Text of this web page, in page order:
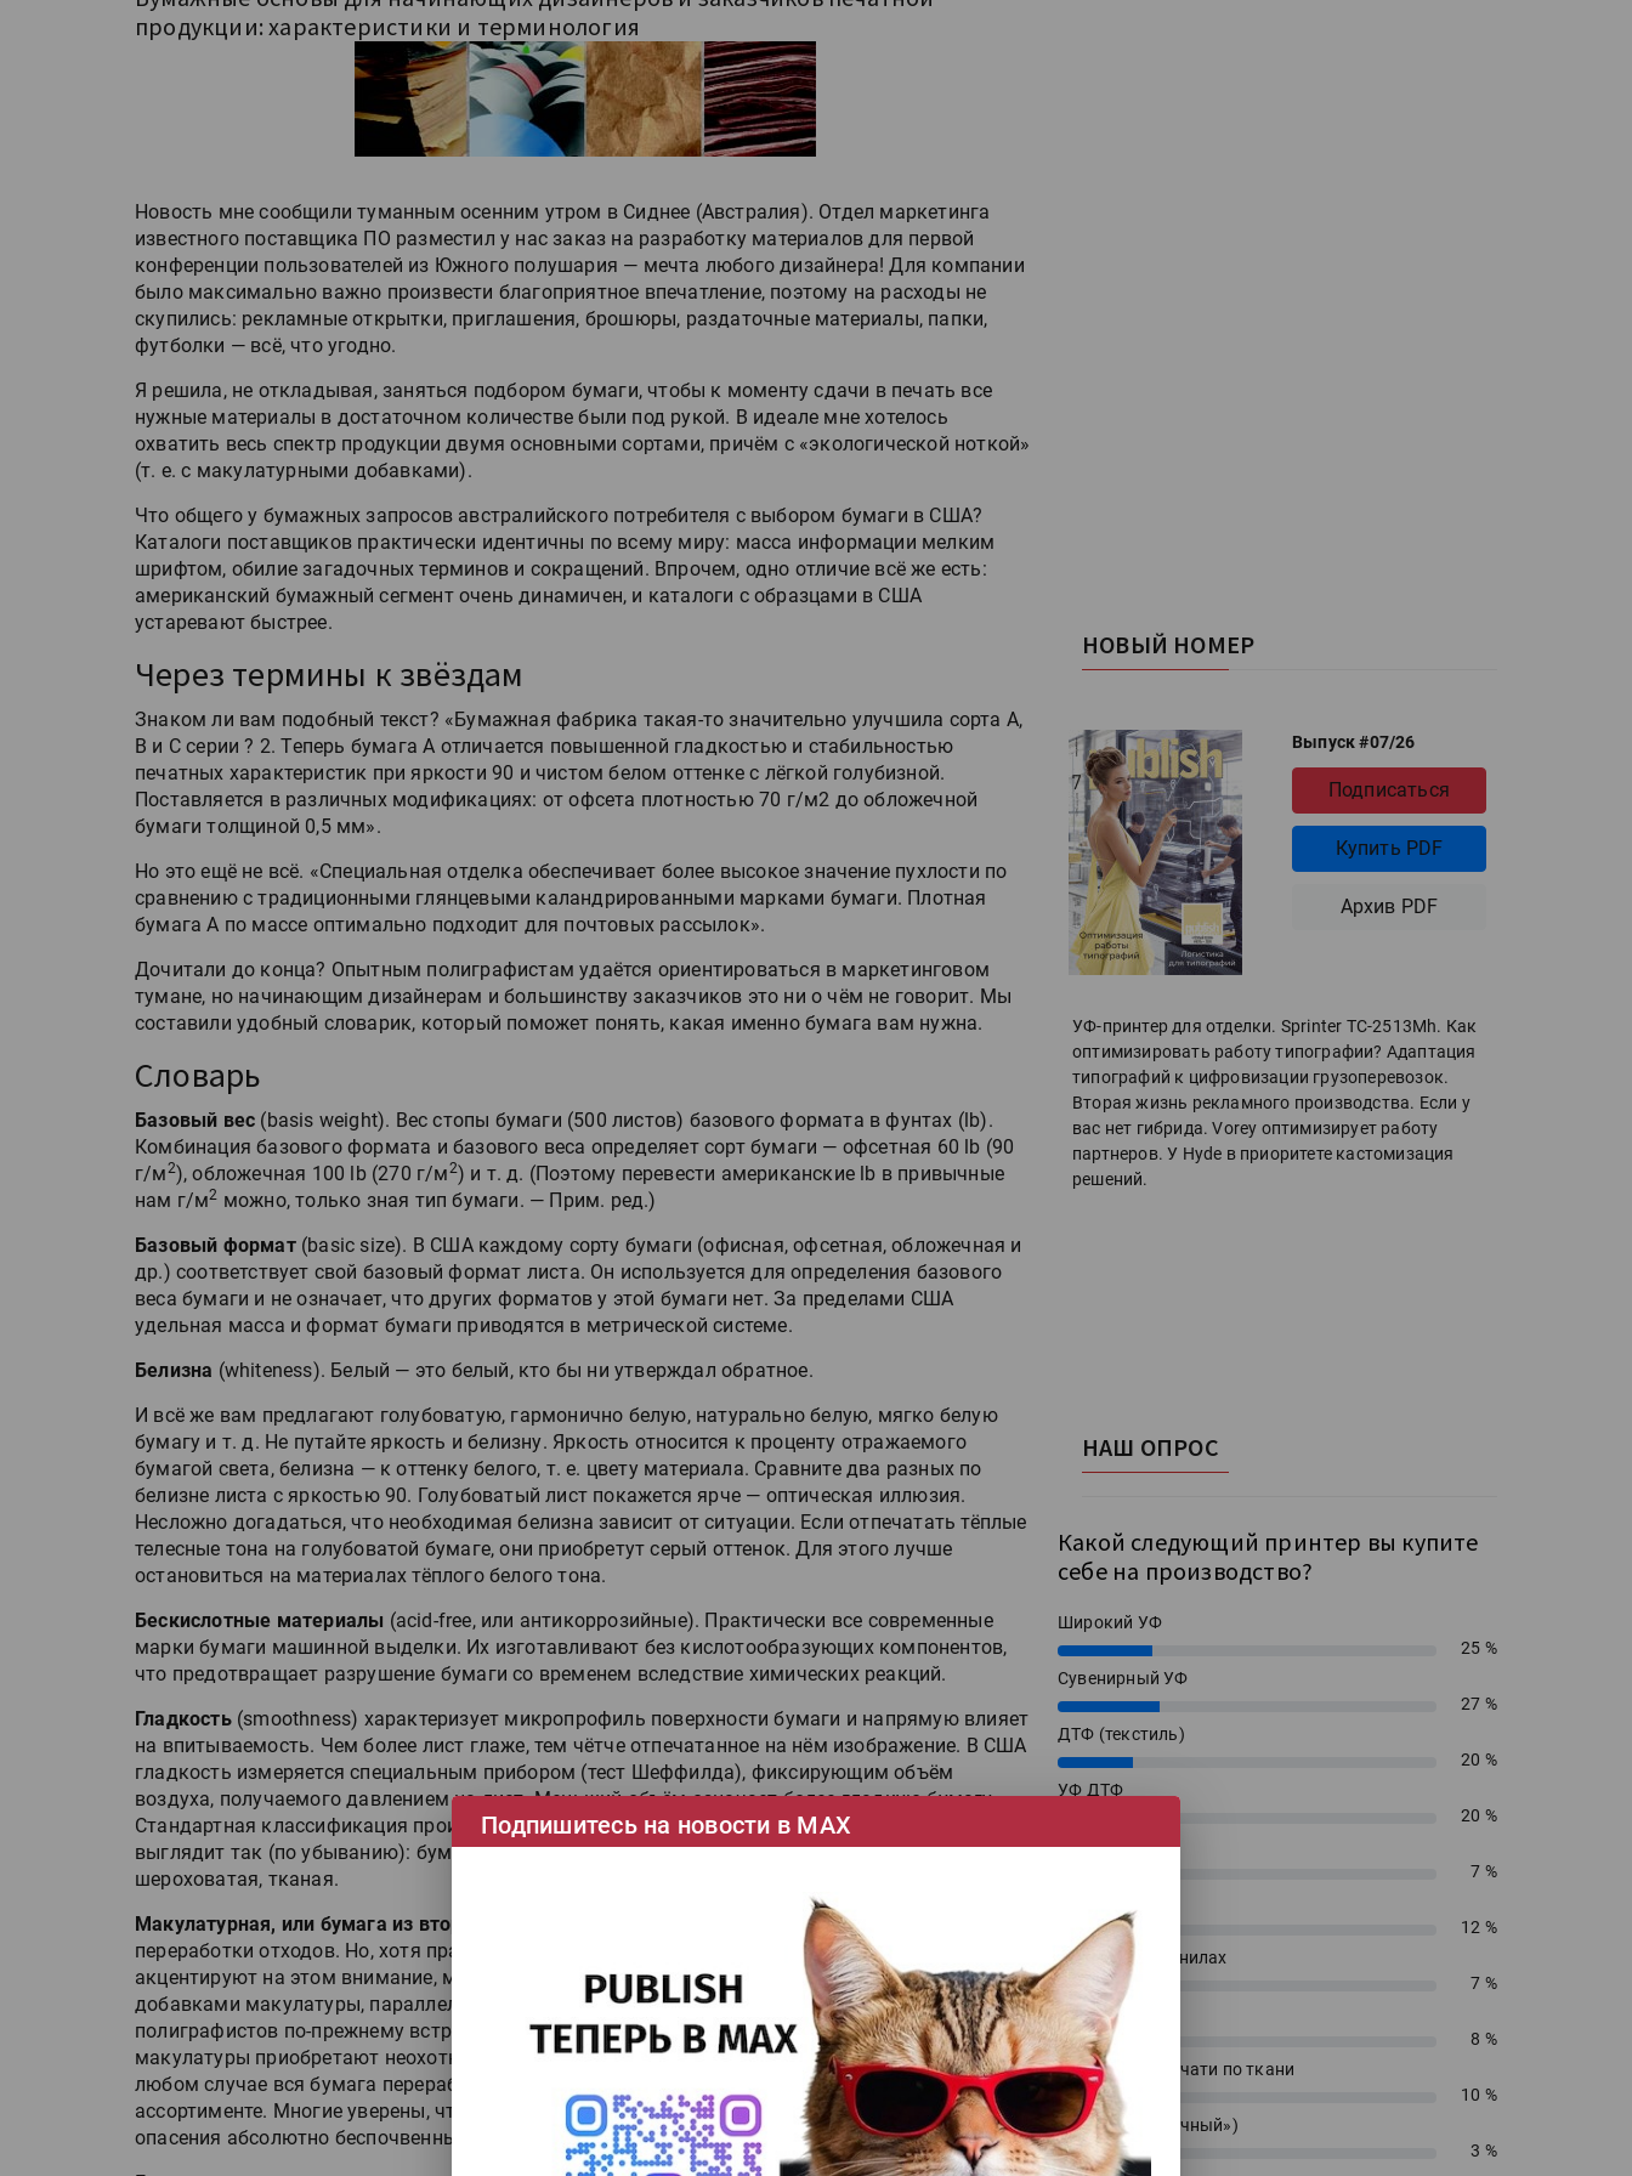
продукции: характеристики и терминология
Новость мне сообщили туманным осенним утром в Сиднее (Австралия). Отдел маркетинга
известного поставщика ПО разместил у нас заказ на разработку материалов для первой
конференции пользователей из Южного полушария — мечта любого дизайнера! Для компании
было максимально важно произвести благоприятное впечатление, поэтому на расходы не
скупились: рекламные открытки, приглашения, брошюры, раздаточные материалы, папки,
футболки — всё, что угодно.
Я решила, не откладывая, заняться подбором бумаги, чтобы к моменту сдачи в печать все
нужные материалы в достаточном количестве были под рукой. В идеале мне хотелось
охватить весь спектр продукции двумя основными сортами, причём с «экологической ноткой»
(т. е. с макулатурными добавками).
Что общего у бумажных запросов австралийского потребителя с выбором бумаги в США?
Каталоги поставщиков практически идентичны по всему миру: масса информации мелким
шрифтом, обилие загадочных терминов и сокращений. Впрочем, одно отличие всё же есть:
американский бумажный сегмент очень динамичен, и каталоги с образцами в США
устаревают быстрее.
Через термины к звёздам
Знаком ли вам подобный текст? «Бумажная фабрика такая-то значительно улучшила сорта A,
B и C серии ? 2. Теперь бумага A отличается повышенной гладкостью и стабильностью
печатных характеристик при яркости 90 и чистом белом оттенке с лёгкой голубизной.
Поставляется в различных модификациях: от офсета плотностью 70 г/м2 до обложечной
бумаги толщиной 0,5 мм».
Но это ещё не всё. «Специальная отделка обеспечивает более высокое значение пухлости по
сравнению с традиционными глянцевыми каландрированными марками бумаги. Плотная
бумага А по массе оптимально подходит для почтовых рассылок».
Дочитали до конца? Опытным полиграфистам удаётся ориентироваться в маркетинговом
тумане, но начинающим дизайнерам и большинству заказчиков это ни о чём не говорит. Мы
составили удобный словарик, который поможет понять, какая именно бумага вам нужна.
Словарь
Базовый вес (basis weight). Вес стопы бумаги (500 листов) базового формата в фунтах (lb).
Комбинация базового формата и базового веса определяет сорт бумаги — офсетная 60 lb (90
г/м2), обложечная 100 lb (270 г/м2) и т. д. (Поэтому перевести американские lb в привычные
нам г/м2 можно, только зная тип бумаги. — Прим. ред.)
Базовый формат(basic size). В США каждому сорту бумаги (офисная, офсетная, обложечная и
др.) соответствует свой базовый формат листа. Он используется для определения базового
веса бумаги и не означает, что других форматов у этой бумаги нет. За пределами США
удельная масса и формат бумаги приводятся в метрической системе.
Белизна (whiteness). Белый — это белый, кто бы ни утверждал обратное.
И всё же вам предлагают голубоватую, гармонично белую, натурально белую, мягко белую
бумагу и т. д. Не путайте яркость и белизну. Яркость относится к проценту отражаемого
бумагой света, белизна — к оттенку белого, т. е. цвету материала. Сравните два разных по
белизне листа с яркостью 90. Голубоватый лист покажется ярче — оптическая иллюзия.
Несложно догадаться, что необходимая белизна зависит от ситуации. Если отпечатать тёплые
телесные тона на голубоватой бумаге, они приобретут серый оттенок. Для этого лучше
остановиться на материалах тёплого белого тона.
Бескислотные материалы (acid-free, или антикоррозийные). Практически все современные
марки бумаги машинной выделки. Их изготавливают без кислотообразующих компонентов,
что предотвращает разрушение бумаги со временем вследствие химических реакций.
Гладкость(smoothness) характеризует микропрофиль поверхности бумаги и напрямую влияет
на впитываемость. Чем более лист глаже, тем чётче отпечатанное на нём изображение. В США
гладкость измеряется специальным прибором (тест Шеффилда), фиксирующим объём
воздуха, получаемого давлением на лист. Меньший объём означает более гладкую бумагу.
Стандартная классификация производителями немелованных материалов по гладкости
выглядит так (по убыванию): бумага повышенной гладкости, гладкая, веленевая, антиква,
шероховатая, тканая.
Макулатурная, или бумага из вторичного сырья
(recycled). Ширятся ряды сторонников
переработки отходов. Но, хотя правительства и сторонники окружающей среды постоянно
акцентируют на этом внимание, многие фабрики уже не один год выпускают бумагу с
добавками макулатуры, параллельно разрабатывая новые сорта. Среди дизайнеров и
полиграфистов по-прежнему встречаются заблуждения, из-за которых бумагу с добавками
макулатуры приобретают неохотно. Некоторые считают, что это не имеет смысла, поскольку в
любом случае вся бумага перерабатывается. Другие полагают, что такая бумага ограничена в
ассортименте. Многие уверены, что это потенциальные проблемы в процессе печати. Все
опасения абсолютно беспочвенны.
НОВЫЙ НОМЕР
Выпуск #07/26
Подписаться
Купить PDF
Архив PDF
УФ-принтер для отделки. Sprinter ТС-2513Mh. Как
оптимизировать работу типографии? Адаптация
типографий к цифровизации грузоперевозок.
Вторая жизнь рекламного производства. Если у
вас нет гибрида. Vorey оптимизирует работу
партнеров. У Hyde в приоритете кастомизация
решений.
НАШ ОПРОС
Какой следующий принтер вы купите
себе на производство?
Широкий УФ
25%
25 %
Сувенирный УФ
27%
27 %
ДТФ (текстиль)
20%
20 %
УФ ДТФ
20 %
Латекс
7 %
12 %
На водных чернилах
7 %
Сублимацию
8%
8 %
Для прямой печати по ткани
10%
10 %
ДТГ («футболочный»)
3% 3 %
Подпишитесь на новости в МАХ